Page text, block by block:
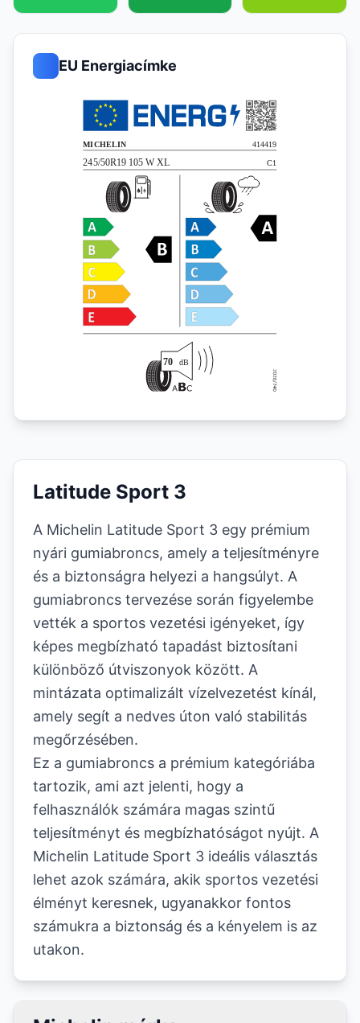
EU Energiacímke
Latitude Sport 3
A Michelin Latitude Sport 3 egy prémium
nyári gumiabroncs, amely a teljesítményre
és a biztonságra helyezi a hangsúlyt. A
gumiabroncs tervezése során figyelembe
vették a sportos vezetési igényeket, így
képes megbízható tapadást biztosítani
különböző útviszonyok között. A
mintázata optimalizált vízelvezetést kínál,
amely segít a nedves úton való stabilitás
megőrzésében.
Ez a gumiabroncs a prémium kategóriába
tartozik, ami azt jelenti, hogy a
felhasználók számára magas szintű
teljesítményt és megbízhatóságot nyújt. A
Michelin Latitude Sport 3 ideális választás
lehet azok számára, akik sportos vezetési
élményt keresnek, ugyanakkor fontos
számukra a biztonság és a kényelem is az
utakon.